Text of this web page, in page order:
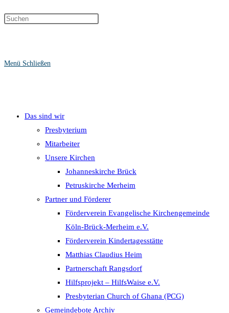
umschalten
Menü Schließen
Das sind wir
Presbyterium
Mitarbeiter
Unsere Kirchen
Johanneskirche Brück
Petruskirche Merheim
Partner und Förderer
Förderverein Evangelische Kirchengemeinde
Köln-Brück-Merheim e.V.
Förderverein Kindertagesstätte
Matthias Claudius Heim
Partnerschaft Rangsdorf
Hilfsprojekt – HilfsWaise e.V.
Presbyterian Church of Ghana (PCG)
Gemeindebote Archiv